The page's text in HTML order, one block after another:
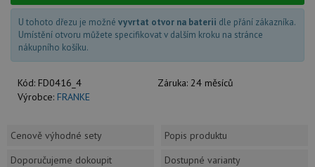
U tohoto dřezu je možné vyvrtat otvor na baterii dle přání zákazníka.
Umístění otvoru můžete specifikovat v dalším kroku na stránce
nákupního košíku.
Kód: FD0416_4 Záruka: 24 měsíců
Výrobce: FRANKE
Cenově výhodné sety
Popis produktu
Doporučujeme dokoupit
Dostupné varianty